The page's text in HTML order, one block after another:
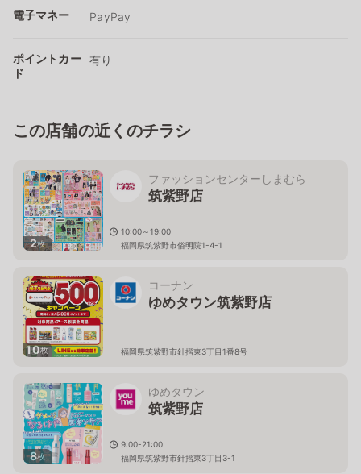
電子マネー PayPay
ポイントカー
ド
有り
この店舗の近くのチラシ
2枚
ファッションセンターしまむら
筑紫野店
10:00～19:00
福岡県筑紫野市俗明院1-4-1
10枚
コーナン
ゆめタウン筑紫野店
福岡県筑紫野市針摺東3丁目1番8号
8枚
ゆめタウン
筑紫野店
9:00-21:00
福岡県筑紫野市針摺東3丁目3-1